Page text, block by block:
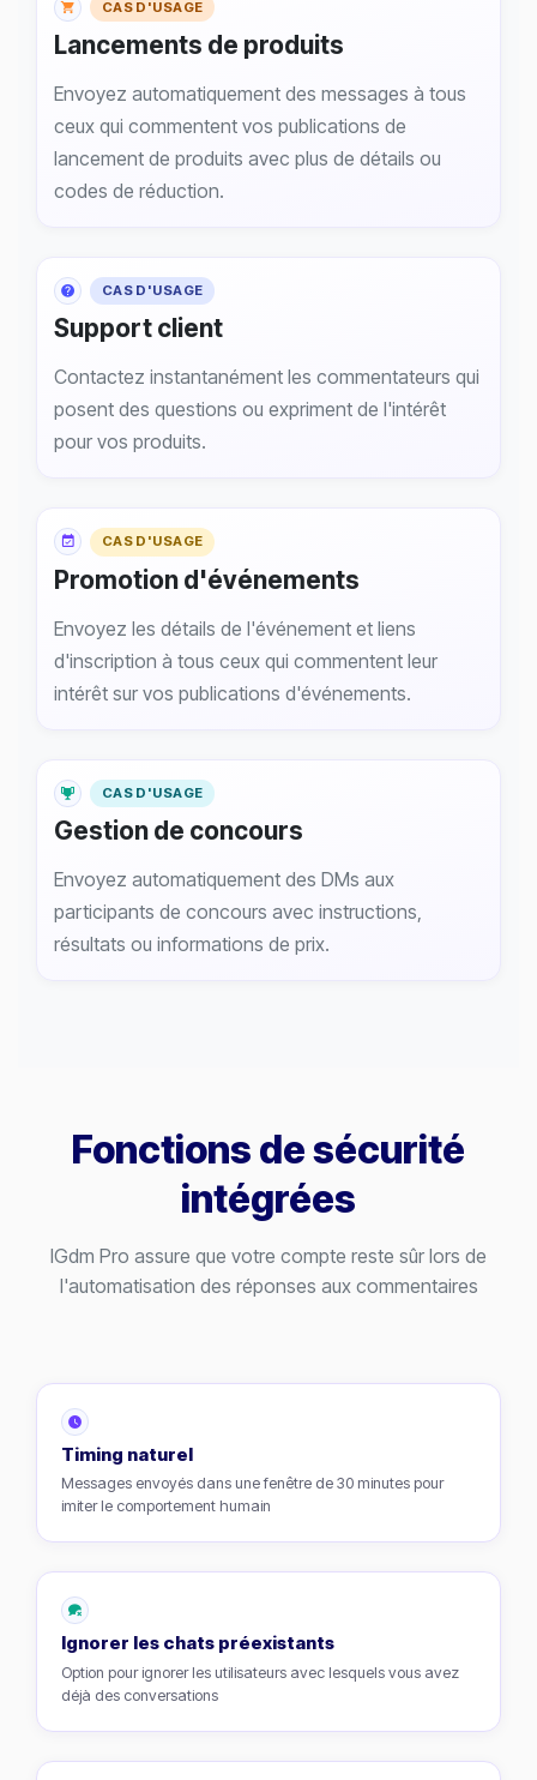
CAS D'USAGE
Lancements de produits
Envoyez automatiquement des messages à tous
ceux qui commentent vos publications de
lancement de produits avec plus de détails ou
codes de réduction.
CAS D'USAGE
Support client
Contactez instantanément les commentateurs qui
posent des questions ou expriment de l'intérêt
pour vos produits.
CAS D'USAGE
Promotion d'événements
Envoyez les détails de l'événement et liens
d'inscription à tous ceux qui commentent leur
intérêt sur vos publications d'événements.
CAS D'USAGE
Gestion de concours
Envoyez automatiquement des DMs aux
participants de concours avec instructions,
résultats ou informations de prix.
Fonctions de sécurité
intégrées
IGdm Pro assure que votre compte reste sûr lors de
l'automatisation des réponses aux commentaires
Timing naturel
Messages envoyés dans une fenêtre de 30 minutes pour
imiter le comportement humain
Ignorer les chats préexistants
Option pour ignorer les utilisateurs avec lesquels vous avez
déjà des conversations